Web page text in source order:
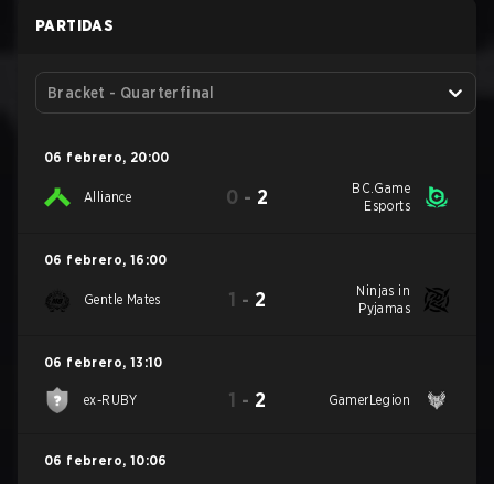
PARTIDAS
Bracket - Quarterfinal
06 febrero, 20:00
Alliance 0 - 2
BC.Game
Esports
06 febrero, 16:00
Gentle Mates 1 - 2
Ninjas in
Pyjamas
06 febrero, 13:10
ex-RUBY 1 - 2 GamerLegion
06 febrero, 10:06